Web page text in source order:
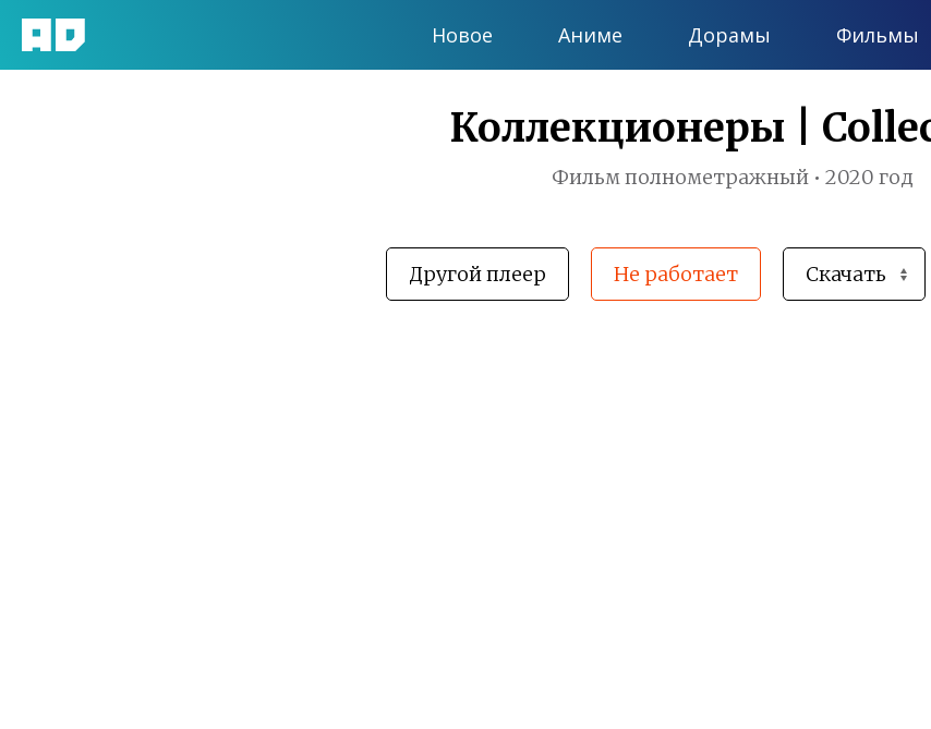
Новое Аниме Дорамы Фильмы
Коллекционеры |
Фильм полнометражный • 2020 год
Другой плеер Не работает